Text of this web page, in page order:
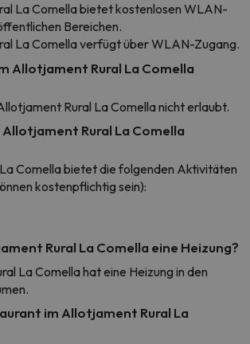
La Comella bietet kostenlosen WLAN-
Bereichen.
La Comella verfügt über WLAN-Zugang.
Allotjament Rural La Comella
Rural La Comella nicht erlaubt.
Allotjament Rural La Comella
Comella bietet die folgenden Aktivitäten
kostenpflichtig sein):
Rural La Comella eine Heizung?
La Comella hat eine Heizung in den
im Allotjament Rural La